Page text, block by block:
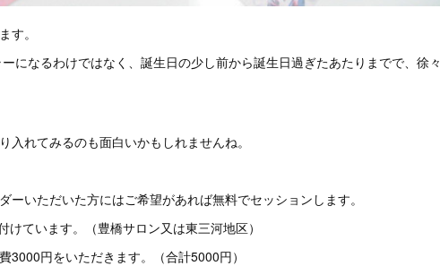
す。
になるわけではなく、誕生日の少し前から誕生日過ぎたあたりまでで、徐々
れてみるのも面白いかもしれませんね。
ーいただいた方にはご希望があれば無料でセッションします。
ています。（豊橋サロン又は東三河地区）
3000円をいただきます。（合計5000円）